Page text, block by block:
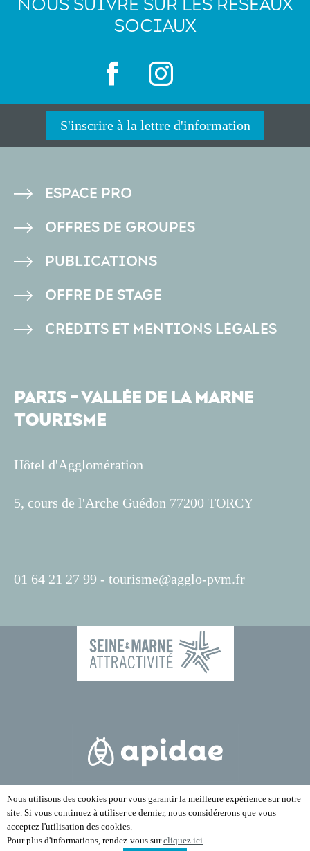
NOUS SUIVRE SUR LES RÉSEAUX
SOCIAUX
S'inscrire à la lettre d'information
PIED
DE
ESPACE PRO
OFFRES DE GROUPES
PUBLICATIONS
OFFRE DE STAGE
CRÉDITS ET MENTIONS LÉGALES
PARIS - VALLÉE DE LA MARNE
TOURISME
Hôtel d'Agglomération
5, cours de l'Arche Guédon 77200 TORCY
01 64 21 27 99 - tourisme@agglo-pvm.fr
Nous utilisons des cookies pour vous garantir la meilleure expérience sur notre
site. Si vous continuez à utiliser ce dernier, nous considérerons que vous
acceptez l'utilisation des cookies.
Pour plus d'informations, rendez-vous surcliquez ici.